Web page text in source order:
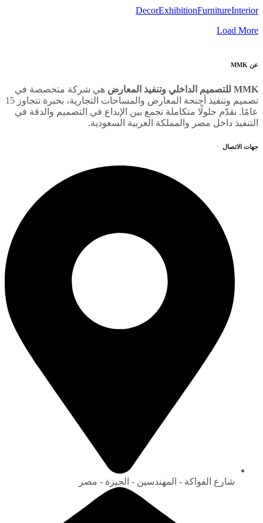
DecorExhibitionFurnitureInterior
Load More
عن MMK
MMK للتصميم الداخلي وتنفيذ المعارض
هي شركة متخصصة في
تصميم وتنفيذ أجنحة المعارض والمساحات التجارية، بخبرة تتجاوز 15
عامًا. نقدّم حلولًا متكاملة تجمع بين الإبداع في التصميم والدقة في
التنفيذ داخل مصر والمملكة العربية السعودية.
جهات الاتصال
شارع الفواكة - المهندسين - الجيزة - مصر